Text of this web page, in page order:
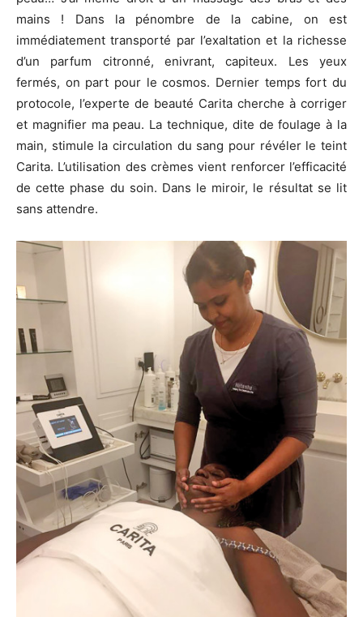
mains ! Dans la pénombre de la cabine, on est
immédiatement transporté par l’exaltation et la richesse
d’un parfum citronné, enivrant, capiteux. Les yeux
fermés, on part pour le cosmos. Dernier temps fort du
protocole, l’experte de beauté Carita cherche à corriger
et magnifier ma peau. La technique, dite de foulage à la
main, stimule la circulation du sang pour révéler le teint
Carita. L’utilisation des crèmes vient renforcer l’efficacité
de cette phase du soin. Dans le miroir, le résultat se lit
sans attendre.